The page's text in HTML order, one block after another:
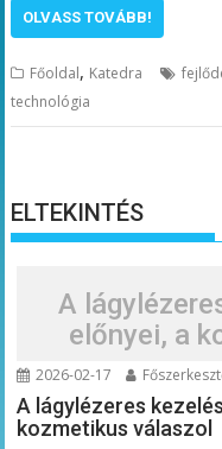
OLVASS TOVÁBB!
Főoldal, Katedra
technológia
ELTEKINTÉS
A
előnyei, a
2026-02-17
A lágylézeres
kozmetikus válaszol